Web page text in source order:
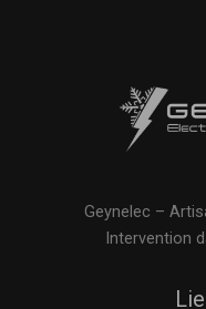
Geynelec –
Intervention